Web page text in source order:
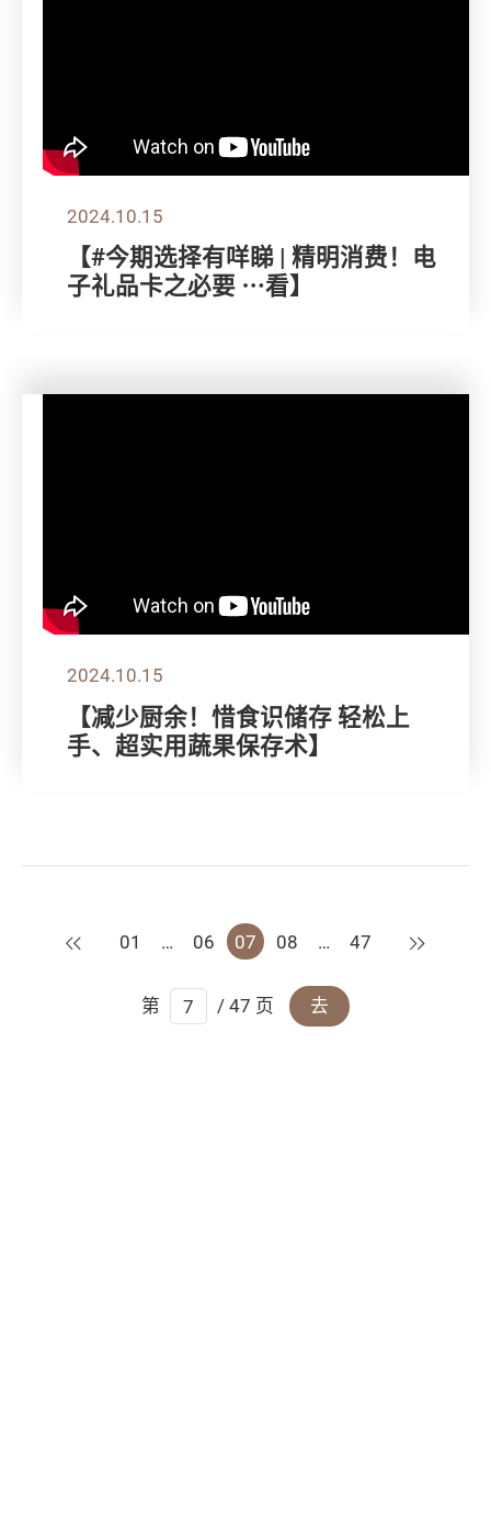
2024.10.15
【#今期选择有咩睇 | 精明消费！电
子礼品卡之必要 ⋯看】
2024.10.15
【减少厨余！惜食识储存 轻松上
手、超实用蔬果保存术】
上一页
01 … 06 07 08 … 47 下一页
第 / 47 页 去